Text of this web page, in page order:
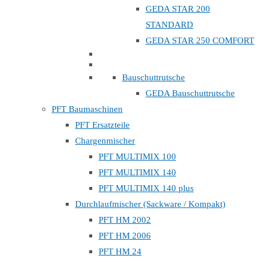
GEDA STAR 200
STANDARD
GEDA STAR 250 COMFORT
Bauschuttrutsche
GEDA Bauschuttrutsche
PFT Baumaschinen
PFT Ersatzteile
Chargenmischer
PFT MULTIMIX 100
PFT MULTIMIX 140
PFT MULTIMIX 140 plus
Durchlaufmischer (Sackware / Kompakt)
PFT HM 2002
PFT HM 2006
PFT HM 24